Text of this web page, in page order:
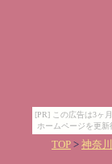
[PR] この広告は3ヶ
ホームページを更
TOP > 神奈